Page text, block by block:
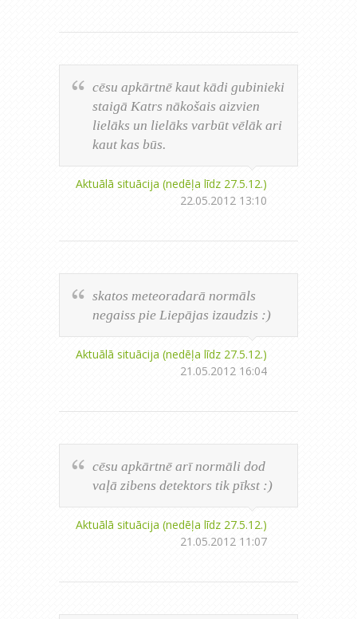
cēsu apkārtnē kaut kādi gubinieki
staigā Katrs nākošais aizvien
lielāks un lielāks varbūt vēlāk ari
kaut kas būs.
Aktuālā situācija (nedēļa līdz 27.5.12.)
22.05.2012 13:10
skatos meteoradarā normāls
negaiss pie Liepājas izaudzis :)
Aktuālā situācija (nedēļa līdz 27.5.12.)
21.05.2012 16:04
cēsu apkārtnē arī normāli dod
vaļā zibens detektors tik pīkst :)
Aktuālā situācija (nedēļa līdz 27.5.12.)
21.05.2012 11:07